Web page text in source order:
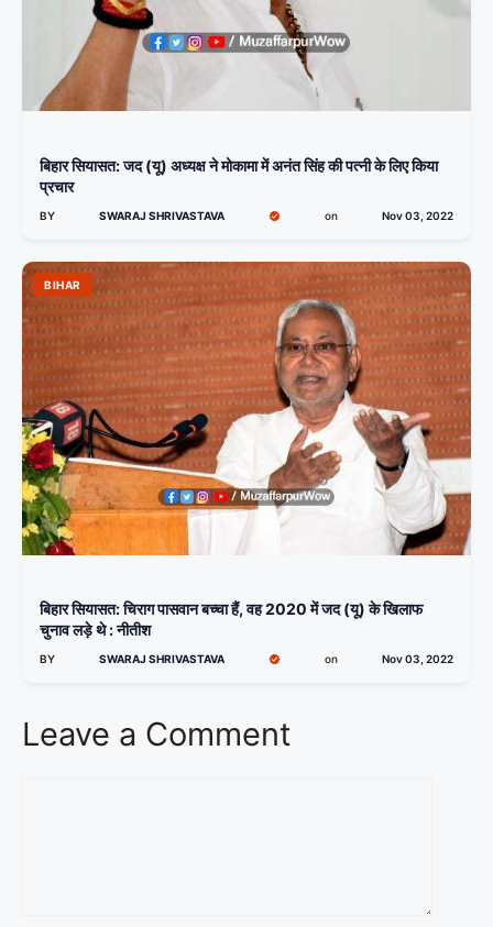
बिहार सियासत: जद (यू) अध्यक्ष ने मोकामा में अनंत सिंह की पत्नी के लिए किया
प्रचार
BY SWARAJ SHRIVASTAVA on Nov 03, 2022
BIHAR
बिहार सियासत: चिराग पासवान बच्चा हैं, वह 2020 में जद (यू) के खिलाफ
चुनाव लड़े थे : नीतीश
BY SWARAJ SHRIVASTAVA on Nov 03, 2022
Leave a Comment